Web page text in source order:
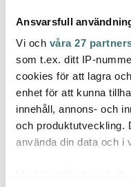
Ansvarsfull
Vi och våra 27
som t.ex. ditt IP-
cookies för att lagra
enhet för att kunna
innehåll, annons- och
och produktutveckling.
använda din data och i
Born In Sweden
BBQ Stekspade
209 kr 349 kr
I lager